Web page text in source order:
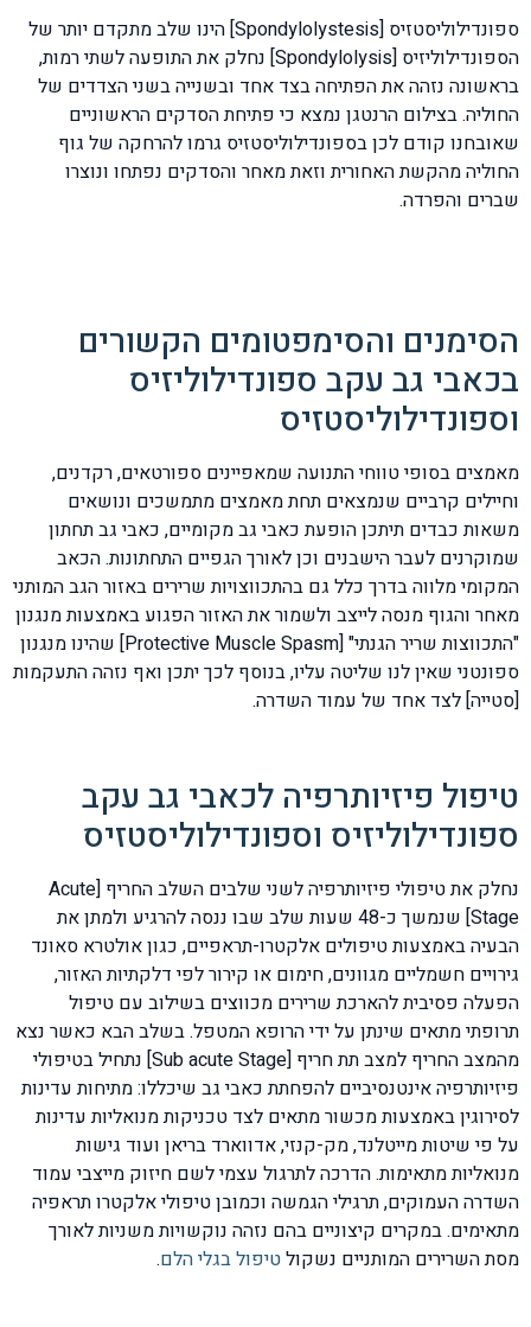
ספונדילוליסטזיס [Spondylolystesis] הינו שלב מתקדם יותר של
הספונדילוליזיס [Spondylolysis] נחלק את התופעה לשתי רמות,
בראשונה נזהה את הפתיחה בצד אחד ובשנייה בשני הצדדים של
החוליה. בצילום הרנטגן נמצא כי פתיחת הסדקים הראשוניים
שאובחנו קודם לכן בספונדילוליסטזיס גרמו להרחקה של גוף
החוליה מהקשת האחורית וזאת מאחר והסדקים נפתחו ונוצרו
שברים והפרדה.
הסימנים והסימפטומים הקשורים
בכאבי גב עקב ספונדילוליזיס
וספונדילוליסטזיס
מאמצים בסופי טווחי התנועה שמאפיינים ספורטאים, רקדנים,
וחיילים קרביים שנמצאים תחת מאמצים מתמשכים ונושאים
משאות כבדים תיתכן הופעת כאבי גב מקומיים, כאבי גב תחתון
שמוקרנים לעבר הישבנים וכן לאורך הגפיים התחתונות. הכאב
המקומי מלווה בדרך כלל גם בהתכווצויות שרירים באזור הגב המותני
מאחר והגוף מנסה לייצב ולשמור את האזור הפגוע באמצעות מנגנון
"התכווצות שריר הגנתי" [Protective Muscle Spasm] שהינו מנגנון
ספונטני שאין לנו שליטה עליו, בנוסף לכך יתכן ואף נזהה התעקמות
[סטייה] לצד אחד של עמוד השדרה.
טיפול פיזיותרפיה לכאבי גב עקב
ספונדילוליזיס וספונדילוליסטזיס
נחלק את טיפולי פיזיותרפיה לשני שלבים השלב החריף [Acute
Stage] שנמשך כ-48 שעות שלב שבו ננסה להרגיע ולמתן את
הבעיה באמצעות טיפולים אלקטרו-תראפיים, כגון אולטרא סאונד
גירויים חשמליים מגוונים, חימום או קירור לפי דלקתיות האזור,
הפעלה פסיבית להארכת שרירים מכווצים בשילוב עם טיפול
תרופתי מתאים שינתן על ידי הרופא המטפל. בשלב הבא כאשר נצא
מהמצב החריף למצב תת חריף [Sub acute Stage] נתחיל בטיפולי
פיזיותרפיה אינטנסיביים להפחתת כאבי גב שיכללו: מתיחות עדינות
לסירוגין באמצעות מכשור מתאים לצד טכניקות מנואליות עדינות
על פי שיטות מייטלנד, מק-קנזי, אדווארד בריאן ועוד גישות
מנואליות מתאימות. הדרכה לתרגול עצמי לשם חיזוק מייצבי עמוד
השדרה העמוקים, תרגילי הגמשה וכמובן טיפולי אלקטרו תראפיה
מתאימים. במקרים קיצוניים בהם נזהה נוקשויות משניות לאורך
מסת השרירים המותניים נשקולטיפול בגלי הלם.